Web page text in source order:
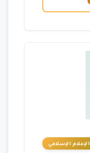
الإعلام الإسلامي